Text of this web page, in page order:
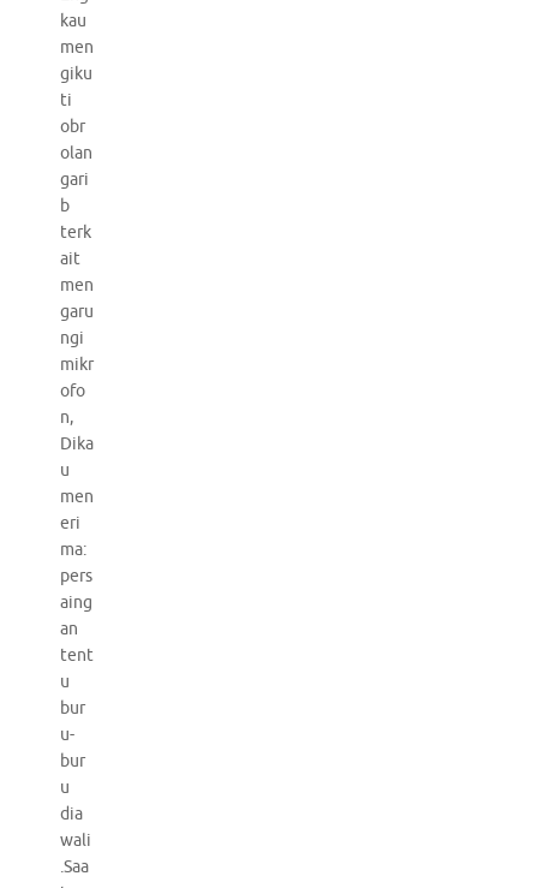
kau
men
giku
ti
obr
olan
gari
b
terk
ait
men
garu
ngi
mikr
ofo
n,
Dika
u
men
eri
ma:
pers
aing
an
tent
u
bur
u-
bur
u
dia
wali
.Saa